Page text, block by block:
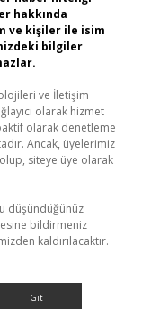
hakkında
ve kişiler ile isim
bilgiler
ve İletişim
olarak hizmet
olarak denetleme
Ancak, üyelerimiz
siteye üye olarak
düşündüğünüz
bildirmeniz
kaldırılacaktır.